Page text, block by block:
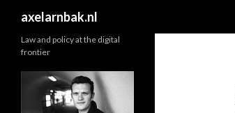
axelarnbak.nl
Law and policy at the digital
frontier